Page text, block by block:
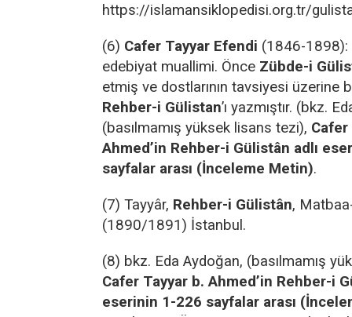
https://islamansiklopedisi.org.tr/
(6) Cafer Tayyar Efendi (1846-1898):
edebiyat muallimi. Önce Zübde-i
etmiş ve dostlarının tavsiyesi üzerine
Rehber-i Gülistan’ı yazmıştır. (bkz.
(basılmamış yüksek lisans tezi), Cafer
Ahmed’in Rehber-i Gülistân adlı
sayfalar arası (İnceleme Metin).
(7) Tayyâr, Rehber-i Gülistân,
(1890/1891) İstanbul.
(8) bkz. Eda Aydoğan, (basılmamış
Cafer Tayyar b. Ahmed’in Rehber-i
eserinin 1-226 sayfalar arası